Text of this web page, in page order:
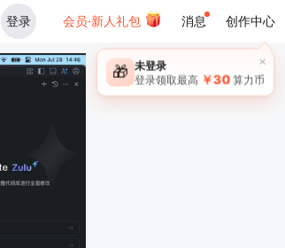
登录 会员·新人礼包 消息 创作中心
×
🎁 未登录
登录领取最高 ￥30 算力币